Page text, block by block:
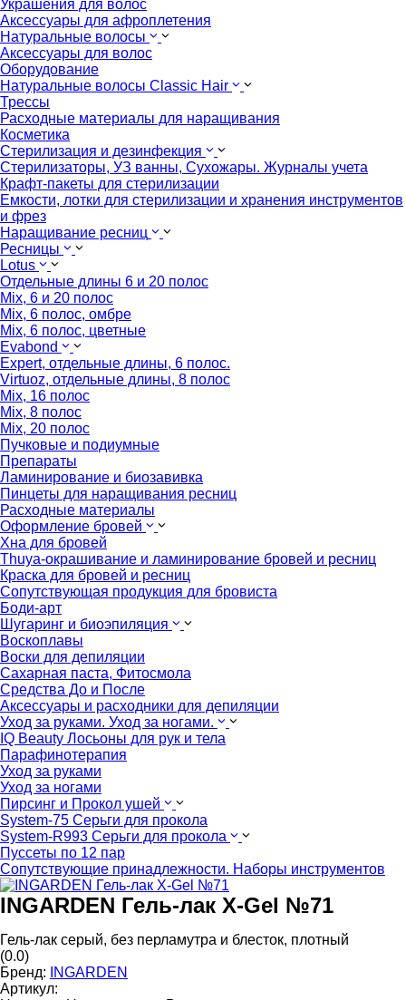
Украшения для волос
Аксессуары для афроплетения
Натуральные волосы
Аксессуары для волос
Оборудование
Натуральные волосы Classic Hair
Трессы
Расходные материалы для наращивания
Косметика
Стерилизация и дезинфекция
Стерилизаторы, УЗ ванны, Сухожары. Журналы учета
Крафт-пакеты для стерилизации
Емкости, лотки для стерилизации и хранения инструментов
и фрез
Наращивание ресниц
Ресницы
Lotus
Отдельные длины 6 и 20 полос
Mix, 6 и 20 полос
Mix, 6 полос, омбре
Mix, 6 полос, цветные
Evabond
Expert, отдельные длины, 6 полос.
Virtuoz, отдельные длины, 8 полос
Mix, 16 полос
Mix, 8 полос
Mix, 20 полос
Пучковые и подиумные
Препараты
Ламинирование и биозавивка
Пинцеты для наращивания ресниц
Расходные материалы
Оформление бровей
Хна для бровей
Thuya-окрашивание и ламинирование бровей и ресниц
Краска для бровей и ресниц
Сопутствующая продукция для бровиста
Боди-арт
Шугаринг и биоэпиляция
Воскоплавы
Воски для депиляции
Сахарная паста, Фитосмола
Средства До и После
Аксессуары и расходники для депиляции
Уход за руками. Уход за ногами.
IQ Beauty Лосьоны для рук и тела
Парафинотерапия
Уход за руками
Уход за ногами
Пирсинг и Прокол ушей
System-75 Серьги для прокола
System-R993 Серьги для прокола
Пуссеты по 12 пар
Cопутствующие принадлежности. Наборы инструментов
INGARDEN Гель-лак X-Gel №71
Гель-лак серый, без перламутра и блесток, плотный
(0.0)
Бренд:
INGARDEN
Артикул: